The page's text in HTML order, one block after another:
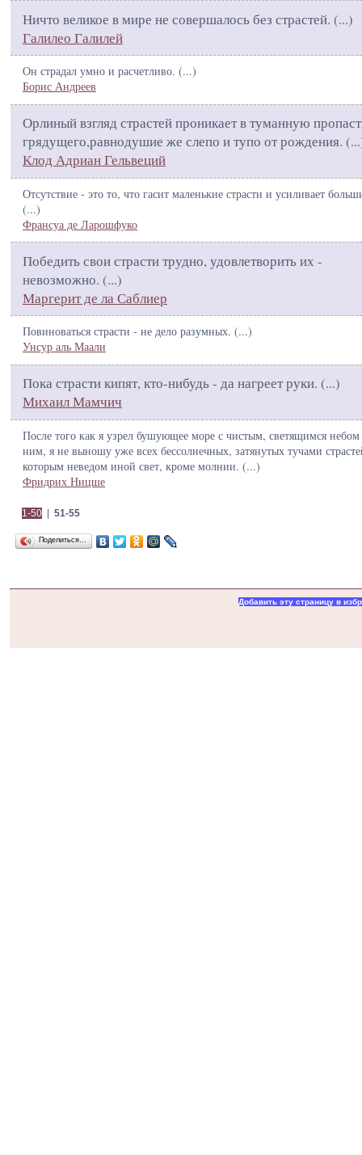
Ничто великое в мире не совершалось без страстей. (...)
Галилео Галилей
Он страдал умно и расчетливо. (...)
Борис Андреев
Орлиный взгляд страстей проникает в туманную
грядущего,равнодушие же слепо и тупо от рождения. (...
Клод Адриан Гельвеций
Отсутствие - это то, что гасит маленькие страсти и усиливает
(...)
Франсуа де Ларошфуко
Победить свои страсти трудно, удовлетворить их -
невозможно. (...)
Маргерит де ла Саблиер
Повиноваться страсти - не дело разумных. (...)
Унсур аль Маали
Пока страсти кипят, кто-нибудь - да нагреет руки. (...)
Михаил Мамчич
После того как я узрел бушующее море с чистым, светящимся
ним, я не выношу уже всех бессолнечных, затянутых тучами
которым неведом иной свет, кроме молнии. (...)
Фридрих Ницше
1-50| 51-55
Поделиться…
Добавить эту страницу в